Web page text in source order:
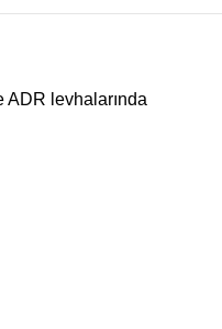
ADR levhalarında